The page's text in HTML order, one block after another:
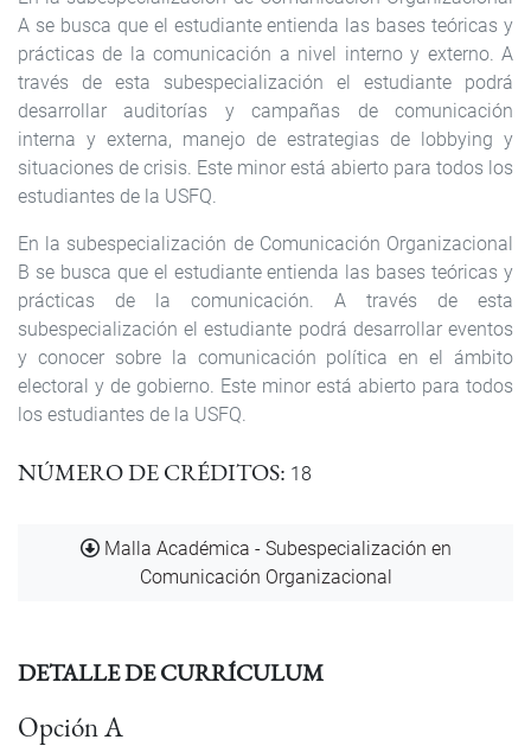
A se busca que el estudiante entienda las bases teóricas y
prácticas de la comunicación a nivel interno y externo. A
través de esta subespecialización el estudiante podrá
desarrollar auditorías y campañas de comunica­ción
interna y externa, manejo de estrategias de lobbying y
situaciones de crisis. Este minor está abierto para todos los
estudiantes de la USFQ.
En la subespecialización de Comunicación Organizacional
B se busca que el estudiante entienda las bases teóricas y
prácticas de la comunicación. A través de esta
subespecializa­ción el estudiante podrá desarrollar eventos
y conocer sobre la comunicación política en el ámbito
electoral y de gobierno. Este minor está abierto para todos
los estudiantes de la USFQ.
NÚMERO DE CRÉDITOS 18
DocumentoMalla Académica - Subespecialización en
Comunicación Organizacional
DETALLE DE CURRÍCULUM
Opción A